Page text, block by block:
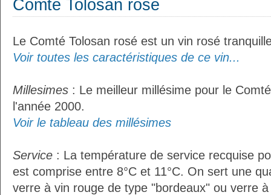
Comté Tolosan rosé
Le Comté Tolosan rosé est un vin rosé
Voir toutes les caractéristiques de ce vin...
Millesimes : Le meilleur millésime pour le
l'année 2000.
Voir le tableau des millésimes
Service : La température de service recquise
est comprise entre 8°C et 11°C. On sert une
verre à vin rouge de type "bordeaux" ou verre